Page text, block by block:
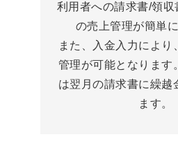
利用者への請求書/領収
の売上管理が簡単
また、入金入力により
管理が可能となります
は翌月の請求書に繰越
ます。